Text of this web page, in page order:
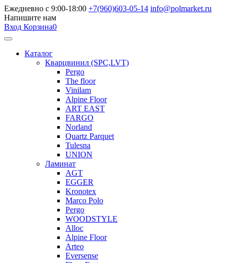
Ежедневно с 9:00-18:00 +7(960)603-05-14 info@polmarket.ru
Напишите нам
Вход Корзина0
Каталог
Кварцвинил (SPC,LVT)
Pergo
The floor
Vinilam
Alpine Floor
ART EAST
FARGO
Norland
Quartz Parquet
Tulesna
UNION
Ламинат
AGT
EGGER
Kronotex
Marco Polo
Pergo
WOODSTYLE
Alloc
Alpine Floor
Arteo
Eversense